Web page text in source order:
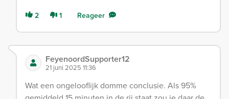
2 1 Reageer
FeyenoordSupporter12
21 juni 2025 11:36
Wat een ongelooflijk domme conclusie. Als 95%